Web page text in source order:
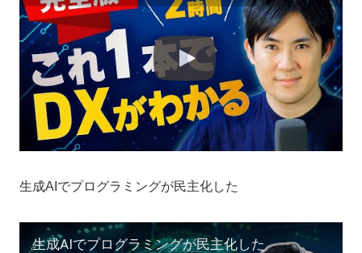
生成AIでプログラミングが民主化した
生成AIでプログラミングが民主化した